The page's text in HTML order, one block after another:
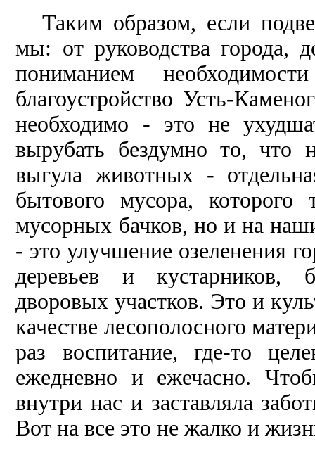
Таким образом, если
мы: от руководства города,
пониманием
благоустройство Усть-
необходимо - это не
вырубать бездумно то, что
выгула животных -
бытового мусора,
мусорных бачков, но и на
- это улучшение озеленения
деревьев и кустарников,
дворовых участков. Это и
качестве лесополосного
раз воспитание, где-то
ежедневно и ежечасно.
внутри нас и заставляла
Вот на все это не жалко и